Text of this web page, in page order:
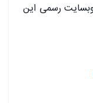
وبسایت رسمی این